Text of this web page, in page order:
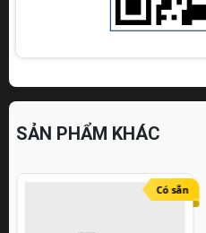
SẢN PHẨM KHÁC
Có sẵn